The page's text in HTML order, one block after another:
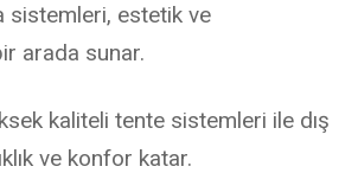
sistemleri, estetik ve
arada sunar.
kaliteli tente sistemleri ile dış
ve konfor katar.